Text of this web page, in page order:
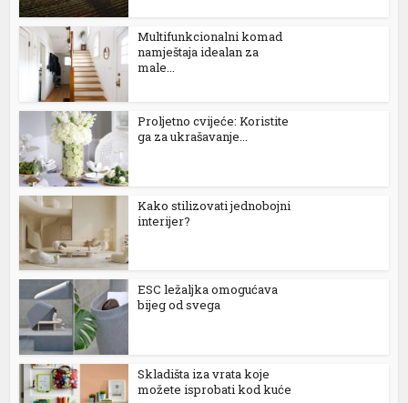
Multifunkcionalni komad
namještaja idealan za
male...
Proljetno cvijeće: Koristite
ga za ukrašavanje...
Kako stilizovati jednobojni
interijer?
ESC ležaljka omogućava
bijeg od svega
Skladišta iza vrata koje
možete isprobati kod kuće